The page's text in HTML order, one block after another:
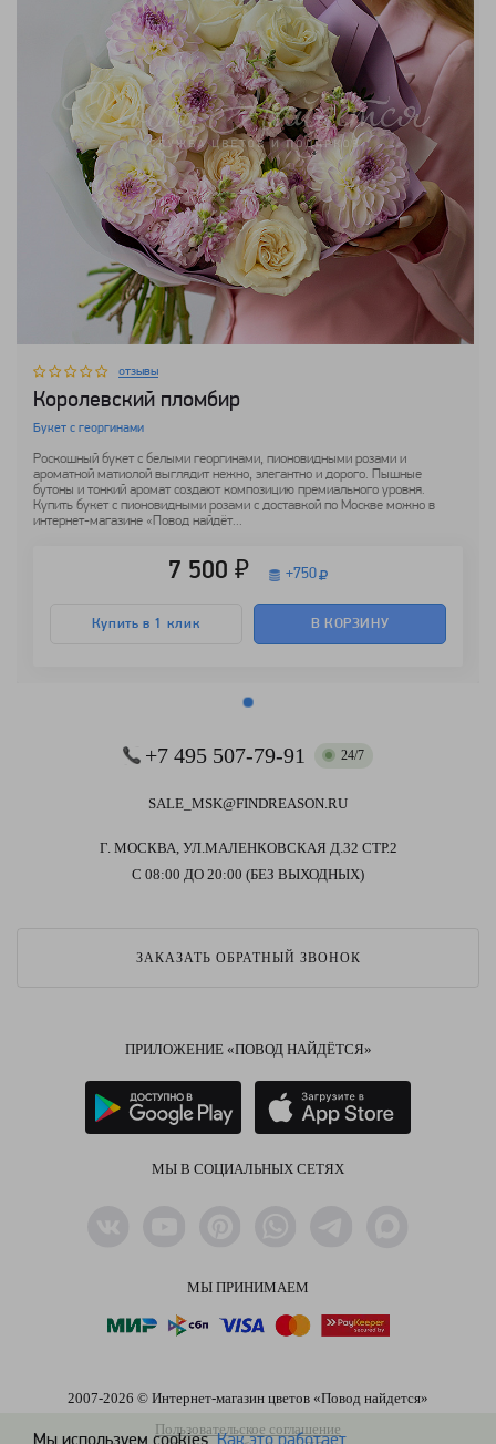
отзывы
Королевский пломбир
Букет с георгинами
Роскошный букет с белыми георгинами, пионовидными розами и
ароматной матиолой выглядит нежно, элегантно и дорого. Пышные
бутоны и тонкий аромат создают композицию премиального уровня.
Купить букет с пионовидными розами с доставкой по Москве можно в
интернет-магазине «Повод найдёт...
7 500 ₽ +750
Купить в 1 клик В КОРЗИНУ
+7 495 507-79-91 24/7
SALE_MSK@FINDREASON.RU
Г. МОСКВА, УЛ.МАЛЕНКОВСКАЯ Д.32 СТР.2
С 08:00 ДО 20:00 (БЕЗ ВЫХОДНЫХ)
ЗАКАЗАТЬ ОБРАТНЫЙ ЗВОНОК
ПРИЛОЖЕНИЕ «ПОВОД НАЙДЁТСЯ»
МЫ В СОЦИАЛЬНЫХ СЕТЯХ
МЫ ПРИНИМАЕМ
2007-2026 © Интернет-магазин цветов «Повод найдется»
Пользовательское соглашение